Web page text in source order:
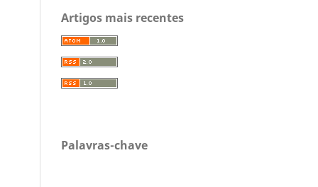
Artigos mais recentes
Palavras-chave